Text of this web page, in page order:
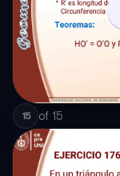
15 of 15